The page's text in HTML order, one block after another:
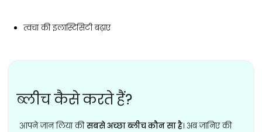
त्वचा की इलास्टिसिटी बढ़ाए
ब्लीच कैसे करते हैं?
आपने जान लिया कीसबसे अच्छा ब्लीच कौन सा है। अब जानिए की